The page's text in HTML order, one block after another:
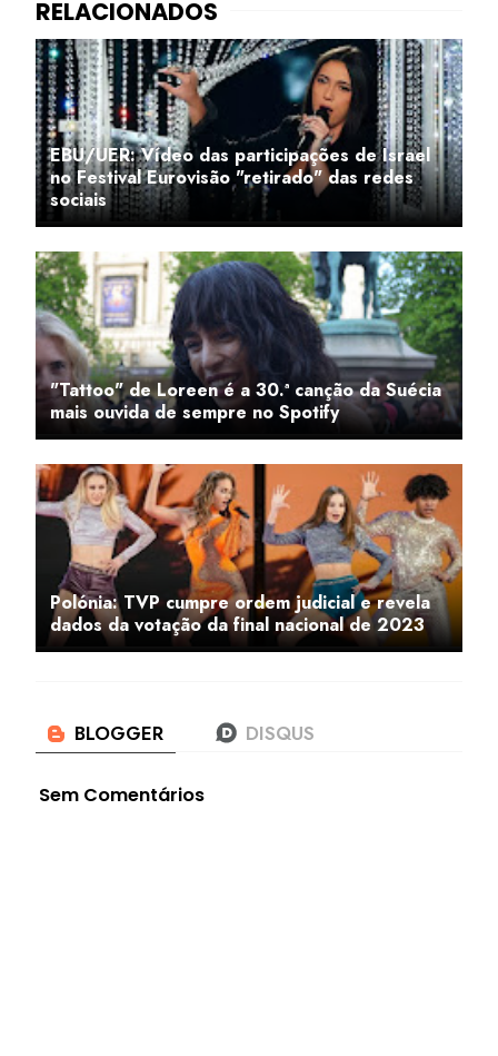
EBU/UER: Vídeo das participações de Israel
no Festival Eurovisão "retirado" das redes
sociais
"Tattoo" de Loreen é a 30.ª canção da Suécia
mais ouvida de sempre no Spotify
Polónia: TVP cumpre ordem judicial e revela
dados da votação da final nacional de 2023
Sem Comentários